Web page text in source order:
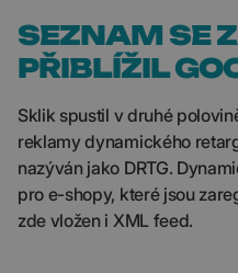
SEZNAM SE
PŘIBLÍŽIL
Sklik spustil v druhé
reklamy dynamického
nazýván jako DRTG.
pro e-shopy, které jsou
zde vložen i XML feed.